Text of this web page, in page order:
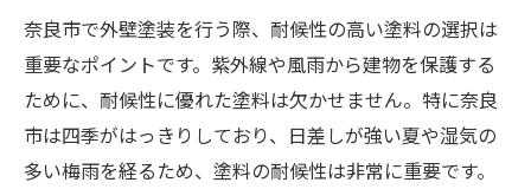
奈良市で外壁塗装を行う際、耐候性の高い塗料の選択は
重要なポイントです。紫外線や風雨から建物を保護する
ために、耐候性に優れた塗料は欠かせません。特に奈良
市は四季がはっきりしており、日差しが強い夏や湿気の
多い梅雨を経るため、塗料の耐候性は非常に重要です。